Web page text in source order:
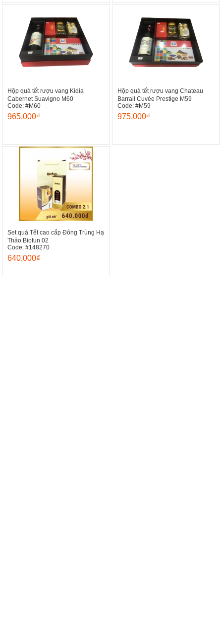
Hộp quà tết rượu vang Kidia
Cabernet Suavigno M60
Code: #M60
965,000₫
Hộp quà tết rượu vang Chateau
Barrail Cuvée Prestige M59
Code: #M59
975,000₫
Set quà Tết cao cấp Đông Trùng Hạ
Thảo Biofun 02
Code: #148270
640,000₫